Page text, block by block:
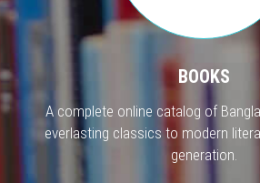
BOOKS
A complete online catalog of
everlasting classics to modern
generation.